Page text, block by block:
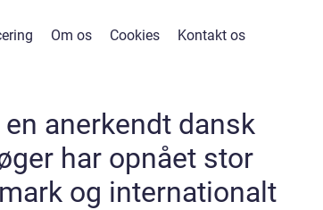
Om os Cookies Kontakt os
anerkendt dansk
har opnået stor
og internationalt